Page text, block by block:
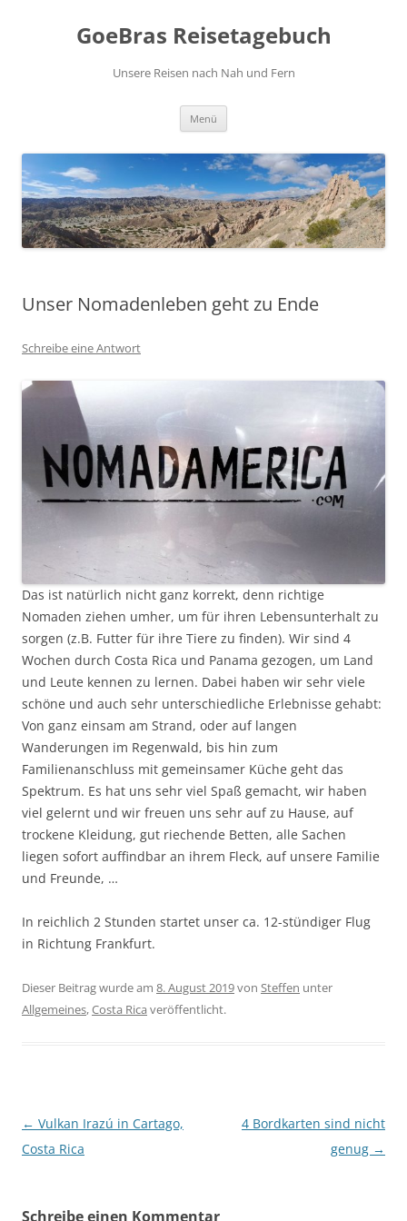
GoeBras Reisetagebuch
Unsere Reisen nach Nah und Fern
Menü
Unser Nomadenleben geht zu Ende
Schreibe eine Antwort
Das ist natürlich nicht ganz korrekt, denn richtige
Nomaden ziehen umher, um für ihren Lebensunterhalt zu
sorgen (z.B. Futter für ihre Tiere zu finden). Wir sind 4
Wochen durch Costa Rica und Panama gezogen, um Land
und Leute kennen zu lernen. Dabei haben wir sehr viele
schöne und auch sehr unterschiedliche Erlebnisse gehabt:
Von ganz einsam am Strand, oder auf langen
Wanderungen im Regenwald, bis hin zum
Familienanschluss mit gemeinsamer Küche geht das
Spektrum. Es hat uns sehr viel Spaß gemacht, wir haben
viel gelernt und wir freuen uns sehr auf zu Hause, auf
trockene Kleidung, gut riechende Betten, alle Sachen
liegen sofort auffindbar an ihrem Fleck, auf unsere Familie
und Freunde, …
In reichlich 2 Stunden startet unser ca. 12-stündiger Flug
in Richtung Frankfurt.
Dieser Beitrag wurde am 8. August 2019von Steffen unter
Allgemeines,Costa Rica veröffentlicht.
Beitragsnavigation
← Vulkan Irazú in Cartago,
Costa Rica
4 Bordkarten sind nicht
genug →
Schreibe einen Kommentar